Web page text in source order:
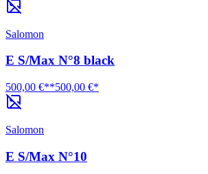
Salomon
E S/Max N°8 black
500,00 €**500,00 €*
Salomon
E S/Max N°10